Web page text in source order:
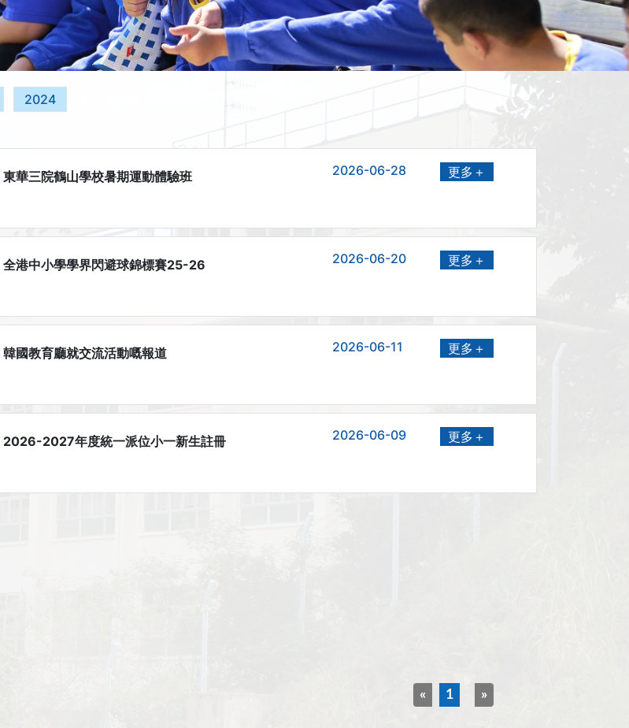
2024
東華三院鶴山學校暑期運動體驗班 2026-06-28 更多＋
全港中小學學界閃避球錦標賽25-26 2026-06-20 更多＋
韓國教育廳就交流活動嘅報道 2026-06-11 更多＋
2026-2027年度統一派位小一新生註冊 2026-06-09 更多＋
« 1 »